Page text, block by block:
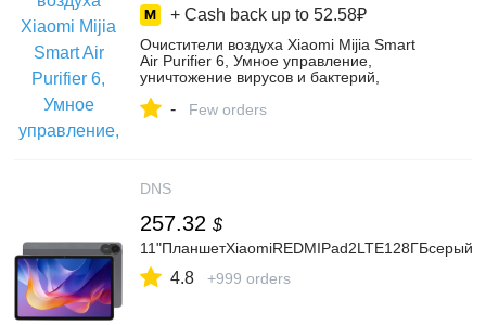
+ Cash back up to 52.58₽
Очистители воздуха Xiaomi Mijia Smart
Air Purifier 6, Умное управление,
уничтожение вирусов и бактерий,
купить в интернет-магазине Best Mall RU
- Few orders
DNS
257.32 $
11"ПланшетXiaomiREDMIPad2LTE128ГБсерый
4.8 +999 orders